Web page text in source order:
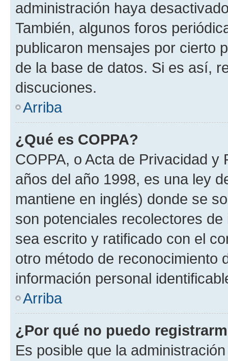
administración haya
También, algunos foros
publicaron mensajes por cierto
de la base de datos. Si es así,
discuciones.
Arriba
¿Qué es COPPA?
COPPA, o Acta de Privacidad
años del año 1998, es una ley
mantiene en inglés) donde se
son potenciales recolectores
sea escrito y ratificado con el
otro método de reconocimiento
información personal
Arriba
¿Por qué no puedo
Es posible que la